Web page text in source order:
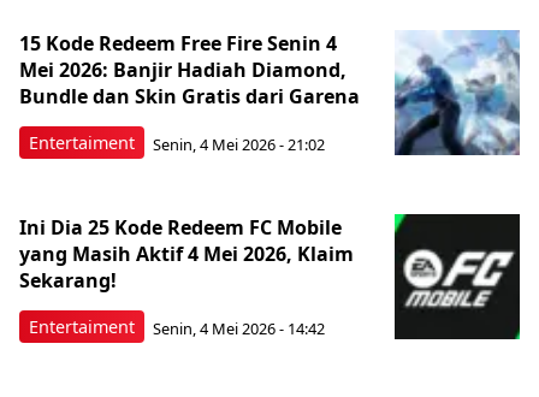
Entertaiment
15 Kode Redeem Free Fire Senin 4
Mei 2026: Banjir Hadiah Diamond,
Bundle dan Skin Gratis dari Garena
Senin, 4 Mei 2026 - 21:02
Entertaiment
Ini Dia 25 Kode Redeem FC Mobile
yang Masih Aktif 4 Mei 2026, Klaim
Sekarang!
Senin, 4 Mei 2026 - 14:42